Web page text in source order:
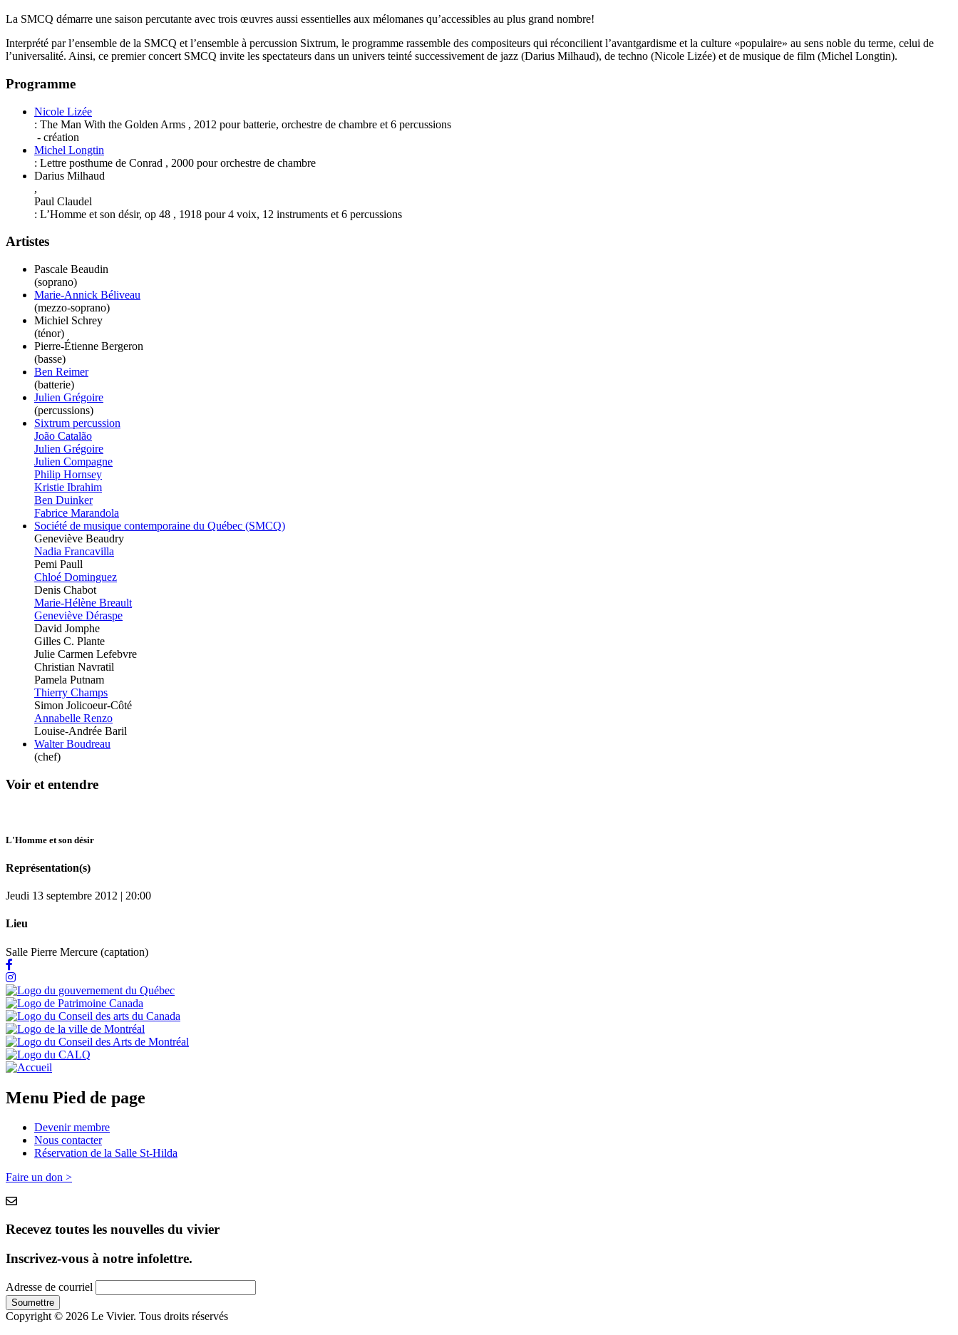
La SMCQ démarre une saison percutante avec trois œuvres aussi essentielles aux mélomanes qu’accessibles au plus grand nombre!
Interprété par l’ensemble de la SMCQ et l’ensemble à percussion Sixtrum, le programme rassemble des compositeurs qui réconcilient l’avantgardisme et la culture «populaire» au sens noble du terme, celui de
l’universalité. Ainsi, ce premier concert SMCQ invite les spectateurs dans un univers teinté successivement de jazz (Darius Milhaud), de techno (Nicole Lizée) et de musique de film (Michel Longtin).
Programme
Nicole Lizée
: The Man With the Golden Arms , 2012 pourbatterie, orchestre de chambre et 6 percussions
- création
Michel Longtin
: Lettre posthume de Conrad , 2000 pourorchestre de chambre
Darius Milhaud
,
Paul Claudel
: L’Homme et son désir, op 48 , 1918 pour4 voix, 12 instruments et 6 percussions
Artistes
Pascale Beaudin
(soprano)
Marie-Annick Béliveau
(mezzo-soprano)
Michiel Schrey
(ténor)
Pierre-Étienne Bergeron
(basse)
Ben Reimer
(batterie)
Julien Grégoire
(percussions)
Sixtrum percussion
João Catalão
Julien Grégoire
Julien Compagne
Philip Hornsey
Kristie Ibrahim
Ben Duinker
Fabrice Marandola
Société de musique contemporaine du Québec (SMCQ)
Geneviève Beaudry
Nadia Francavilla
Pemi Paull
Chloé Dominguez
Denis Chabot
Marie-Hélène Breault
Geneviève Déraspe
David Jomphe
Gilles C. Plante
Julie Carmen Lefebvre
Christian Navratil
Pamela Putnam
Thierry Champs
Simon Jolicoeur-Côté
Annabelle Renzo
Louise-Andrée Baril
Walter Boudreau
(chef)
Voir et entendre
L'Homme et son désir
Représentation(s)
Jeudi 13 septembre 2012 | 20:00
Lieu
Salle Pierre Mercure (captation)
Menu Pied de page
Devenir membre
Nous contacter
Réservation de la Salle St-Hilda
Faire un don >
Recevez toutes les nouvelles du vivier
Inscrivez-vous à notre infolettre.
Adresse de courriel
Copyright © 2026 Le Vivier. Tous droits réservés